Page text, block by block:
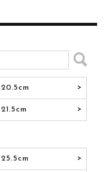
20.5cm
21.5cm
25.5cm